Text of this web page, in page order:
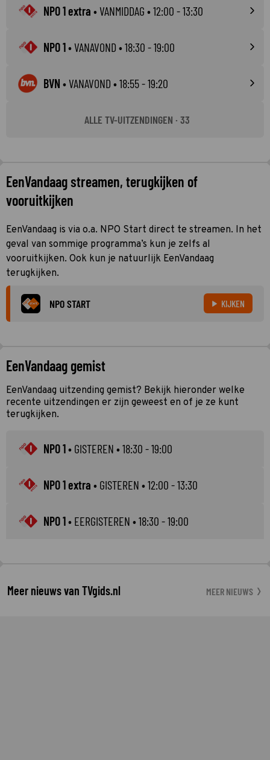
NPO 1 extra •VANMIDDAG • 12:00 - 13:30
NPO 1•VANAVOND • 18:30 - 19:00
BVN •VANAVOND • 18:55 - 19:20
ALLE TV-UITZENDINGEN · 33
EenVandaag streamen, terugkijken of
vooruitkijken
EenVandaag is via o.a. NPO Start direct te streamen. In het
geval van sommige programma’s kun je zelfs al
vooruitkijken. Ook kun je natuurlijk EenVandaag
terugkijken.
NPO START KIJKEN
EenVandaag gemist
EenVandaag uitzending gemist? Bekijk hieronder welke
recente uitzendingen er zijn geweest en of je ze kunt
terugkijken.
NPO 1• GISTEREN • 18:30 - 19:00
NPO 1 extra • GISTEREN • 12:00 - 13:30
NPO 1• EERGISTEREN • 18:30 - 19:00
Meer nieuws van TVgids.nl MEER NIEUWS